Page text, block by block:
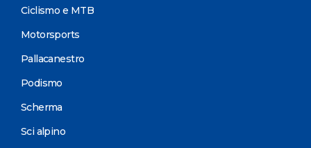
Ciclismo e MTB
Motorsports
Pallacanestro
Podismo
Scherma
Sci alpino